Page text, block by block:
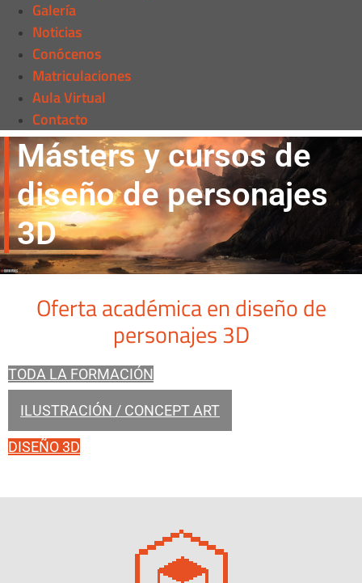
Galería
Noticias
Conócenos
Matriculaciones
Aula Virtual
Contacto
Másters y cursos de
diseño de personajes
3D
Oferta académica en diseño de
personajes 3D
TODA LA FORMACIÓN
ILUSTRACIÓN / CONCEPT ART
DISEÑO 3D